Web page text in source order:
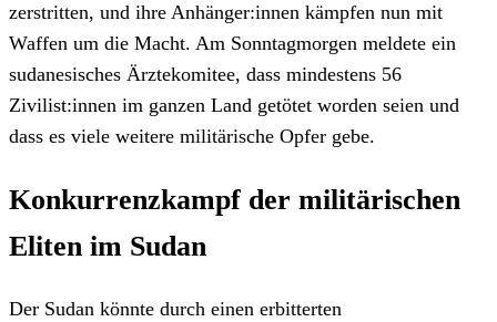
zerstritten, und ihre Anhänger:innen kämpfen nun mit
Waffen um die Macht. Am Sonntagmorgen meldete ein
sudanesisches Ärztekomitee, dass mindestens 56
Zivilist:innen im ganzen Land getötet worden seien und
dass es viele weitere militärische Opfer gebe.
Konkurrenzkampf der militärischen
Eliten im Sudan
Der Sudan könnte durch einen erbitterten